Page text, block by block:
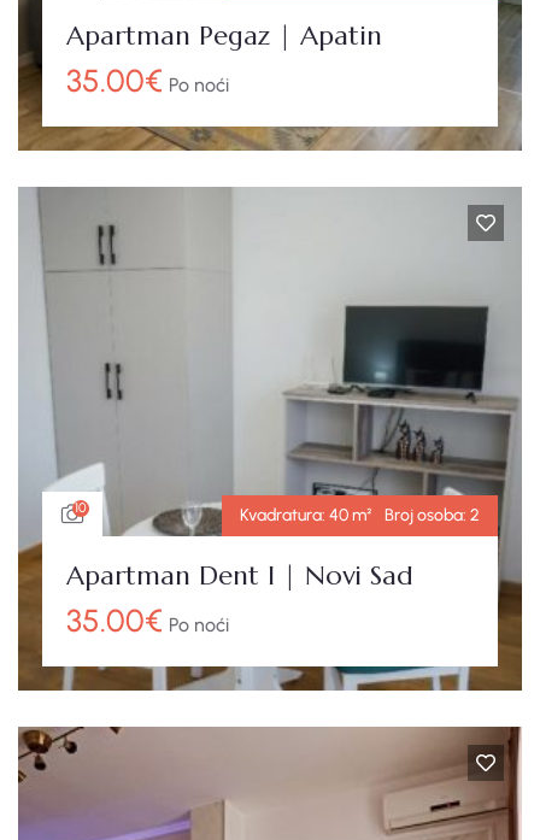
Apartman Pegaz | Apatin
35.00€ Po noći
10 Kvadratura: 40 m² Broj osoba: 2
Apartman Dent I | Novi Sad
35.00€ Po noći